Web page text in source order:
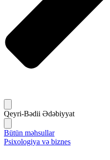
Qeyri-Bədii Ədəbiyyat
Bütün məhsullar
Psixologiya və biznes